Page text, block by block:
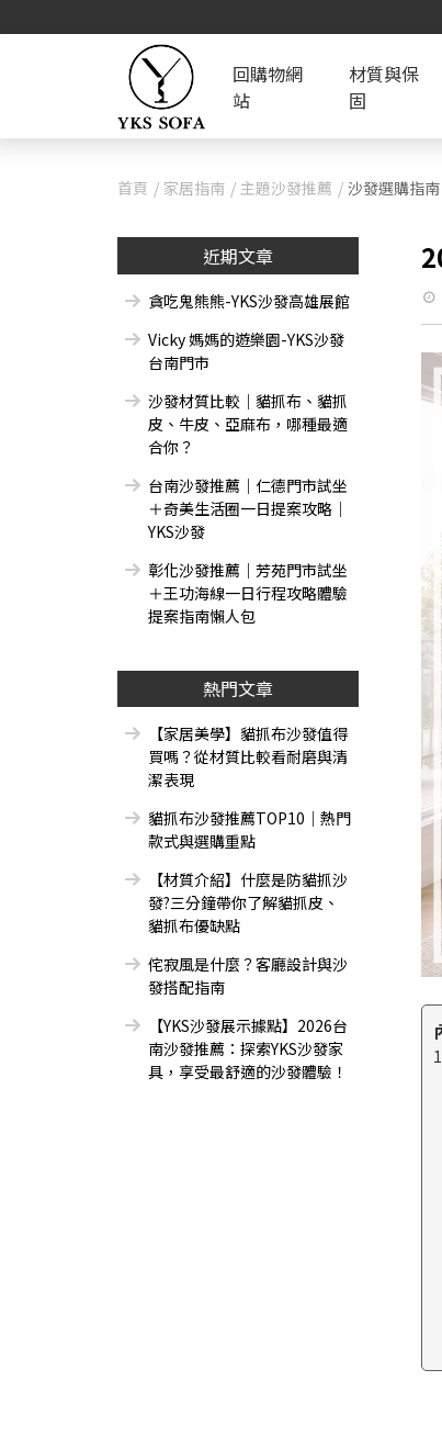
回購物網
站
材質與保
固
首頁 家居指南 主題沙發推薦 沙發選購指南
近期文章
貪吃鬼熊熊-YKS沙發高雄展館
Vicky 媽媽的遊樂園-YKS沙發
台南門市
沙發材質比較｜貓抓布、貓抓
皮、牛皮、亞麻布，哪種最適
合你？
台南沙發推薦｜仁德門市試坐
＋奇美生活圈一日提案攻略｜
YKS沙發
彰化沙發推薦｜芳苑門市試坐
＋王功海線一日行程攻略體驗
提案指南懶人包
熱門文章
【家居美學】貓抓布沙發值得
買嗎？從材質比較看耐磨與清
潔表現
貓抓布沙發推薦TOP10｜熱門
款式與選購重點
【材質介紹】什麼是防貓抓沙
發?三分鐘帶你了解貓抓皮、
貓抓布優缺點
侘寂風是什麼？客廳設計與沙
發搭配指南
【YKS沙發展示據點】2026台
南沙發推薦：探索YKS沙發家
具，享受最舒適的沙發體驗！